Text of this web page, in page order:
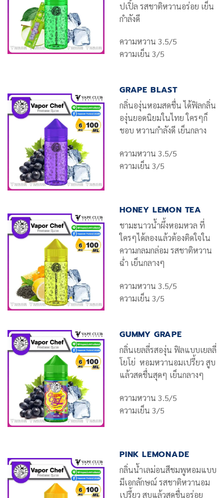
ปเปิ้ล รสชาติหวานอร่อย เย็น
กำลังดี
ความหวาน 3.5/5
ความเย็น 3/5
GRAPE BLAST
กลิ่นองุ่นหอมสดชื่น ได้ฟิลกลิ่น
องุ่นยอดนิยมในไทย ใครๆก็
ชอบ หวานกำลังดี เย็นกลาง
ความหวาน 3.5/5
ความเย็น 3/5
HONEY LEMON TEA
ชามะนาวน้ำผึ้งหอมหวล ที่
ใครๆได้ลองแล้วต้องติดใจใน
ความกลมกล่อม รสชาติหวาน
ฉ่ำ เย็นกลางๆ
ความหวาน 3.5/5
ความเย็น 3/5
GUMMY GRAPE
กลิ่นเยลลี่รสองุ่น ฟิลแบบเยลลี่
โยโย่ หอมหวานอมเปรี้ยว สูบ
แล้วสดชื่นสุดๆ เย็นกลางๆ
ความหวาน 3.5/5
ความเย็น 3/5
PINK LEMONADE
กลิ่นน้ำเลม่อนสีชมพูหอมแบบ
มีเอกลักษณ์ รสชาติหวานอม
เปรี้ยว สูบแล้วสดชื่นอร่อย